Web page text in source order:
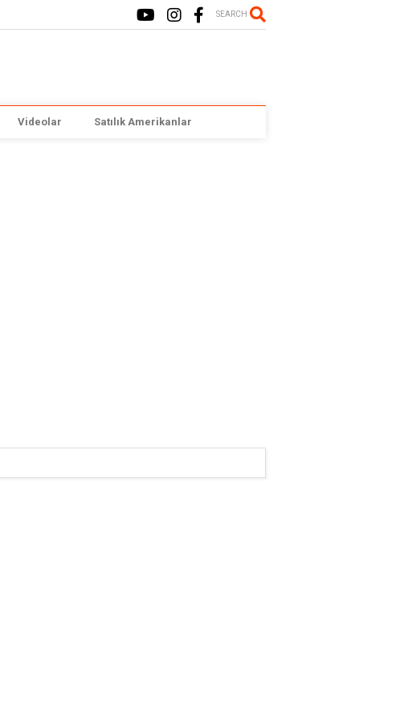
SEARCH
Videolar Satılık Amerikanlar